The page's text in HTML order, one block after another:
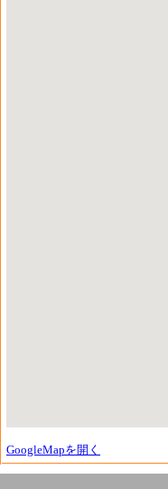
GoogleMapを開く